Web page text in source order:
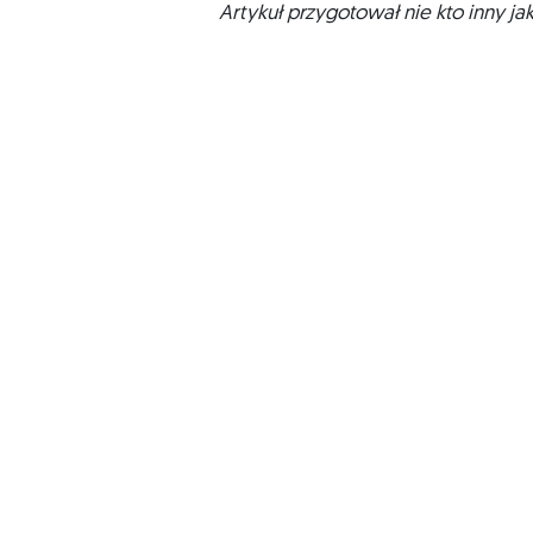
Artykuł przygotował nie kto inny